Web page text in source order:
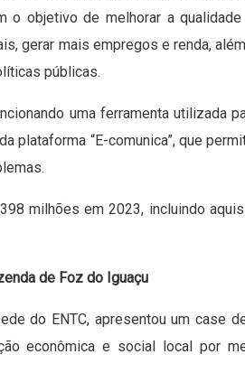
o objetivo de melhorar a
gerar mais empregos e renda,
públicas.
uma ferramenta utilizada
“E-comunica”, que
milhões em 2023, incluindo
de Foz do Iguaçu
do ENTC, apresentou um case
econômica e social local por